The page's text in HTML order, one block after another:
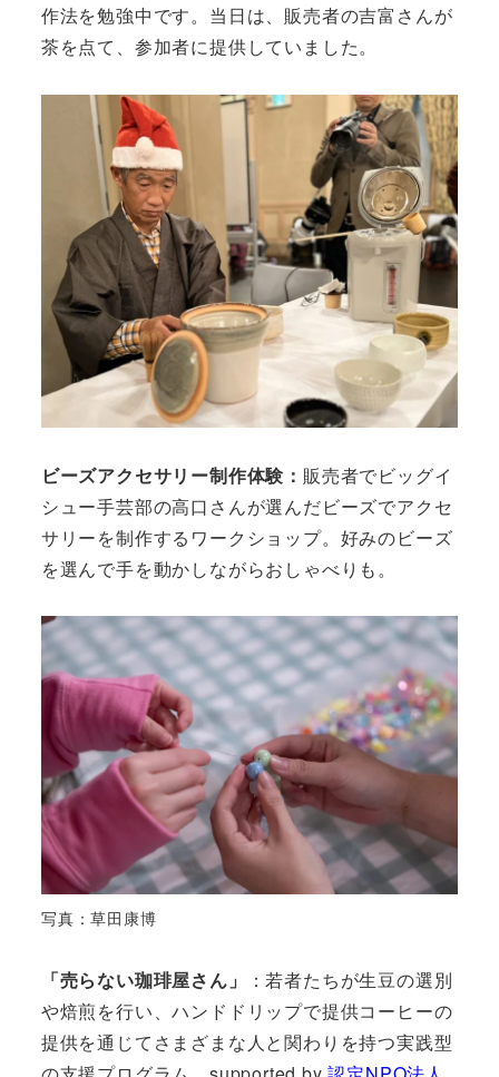
作法を勉強中です。当日は、販売者の吉富さんが
茶を点て、参加者に提供していました。
ビーズアクセサリー制作体験： 販売者でビッグイ
シュー手芸部の高口さんが選んだビーズでアクセ
サリーを制作するワークショップ。好みのビーズ
を選んで手を動かしながらおしゃべりも。
写真：草田康博
「売らない珈琲屋さん」
：若者たちが生豆の選別
や焙煎を行い、ハンドドリップで提供コーヒーの
提供を通じてさまざまな人と関わりを持つ実践型